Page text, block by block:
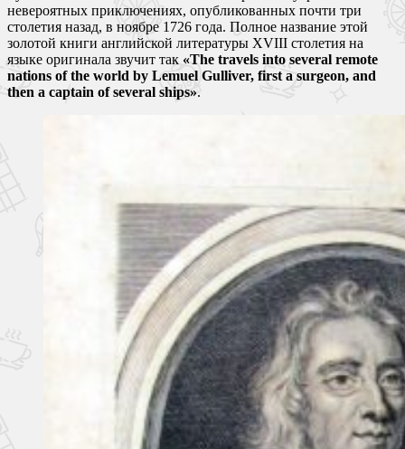
невероятных приключениях, опубликованных почти три
столетия назад, в ноябре 1726 года. Полное название этой
золотой книги английской литературы XVIII столетия на
языке оригинала звучит так «The travels into several remote
nations of the world by Lemuel Gulliver, first a surgeon, and
then a captain of several ships».